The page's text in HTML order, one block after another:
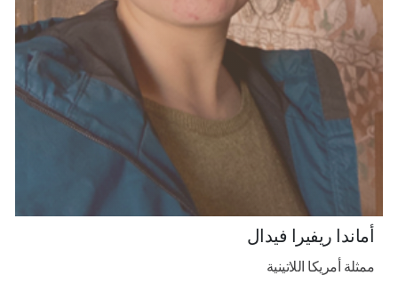
أماندا ريفيرا فيدال
ممثلة أمريكا اللاتينية